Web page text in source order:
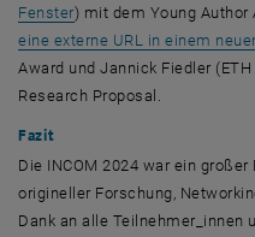
Fenster, öffnet eine externe
) mit dem Young Author
eine externe URL in einem
Award und Jannick Fiedler
Research Proposal.
Fazit
Die INCOM 2024 war ein
origineller Forschung,
Dank an alle Teilnehmer_innen